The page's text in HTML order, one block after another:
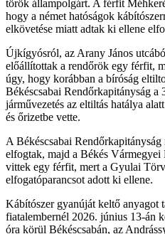
török állampolgárt. A férfit
hogy a német hatóságok
elkövetése miatt adtak ki ellene
Újkígyósról, az Arany János
előállítottak a rendőrök egy férfit,
úgy, hogy korábban a bíróság
Békéscsabai Rendőrkapitányság
járművezetés az eltiltás hatálya
és őrizetbe vette.
A Békéscsabai
elfogtak, majd a Békés Vármegyei
vittek egy férfit, mert a Gyulai
elfogatóparancsot adott ki ellene.
Kábítószer gyanúját keltő anyagot
fiatalembernél 2026. június 13-án
óra körül Békéscsabán, az